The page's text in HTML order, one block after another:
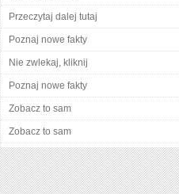
Przeczytaj dalej tutaj
Poznaj nowe fakty
Nie zwlekaj, kliknij
Poznaj nowe fakty
Zobacz to sam
Zobacz to sam